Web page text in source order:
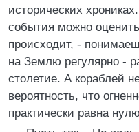
исторических
события можно
происходит, -
на Землю регулярно -
столетие. А кораблей
вероятность, что
практически равна